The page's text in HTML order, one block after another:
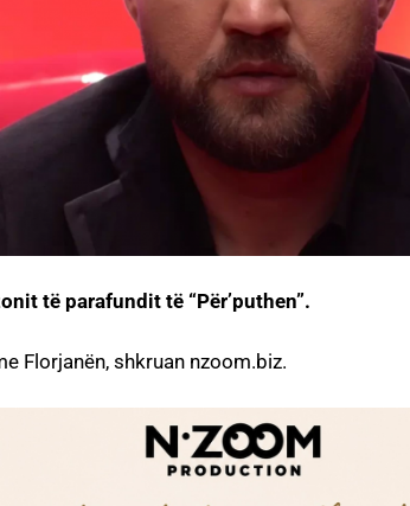
të parafundit të “Për’puthen”.
Florjanën, shkruan nzoom.biz.